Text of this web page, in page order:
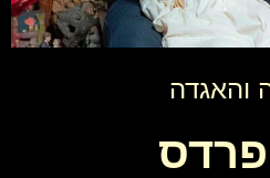
והאגדה
פרדס